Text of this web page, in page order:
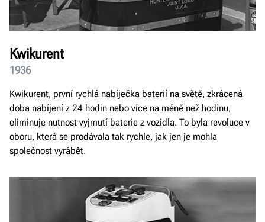
Kwikurent
1936
Kwikurent, první rychlá nabíječka baterií na světě, zkrácená
doba nabíjení z 24 hodin nebo více na méně než hodinu,
eliminuje nutnost vyjmutí baterie z vozidla. To byla revoluce v
oboru, která se prodávala tak rychle, jak jen je mohla
společnost vyrábět.